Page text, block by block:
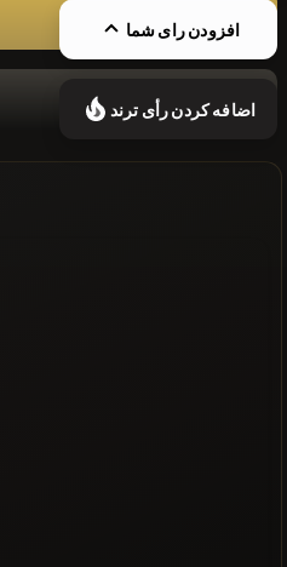
افزودن رای شما
اضافه کردن رأی ترند